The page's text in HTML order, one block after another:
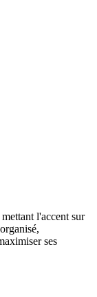
l'accent sur
ses